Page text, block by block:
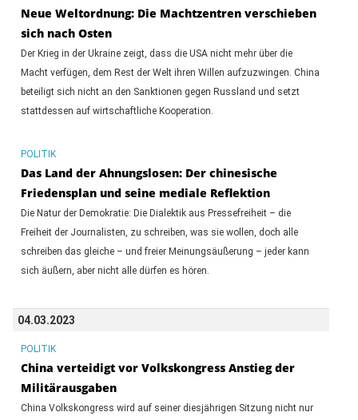
Neue Weltordnung: Die Machtzentren verschieben
sich nach Osten
Der Krieg in der Ukraine zeigt, dass die USA nicht mehr über die
Macht verfügen, dem Rest der Welt ihren Willen aufzuzwingen. China
beteiligt sich nicht an den Sanktionen gegen Russland und setzt
stattdessen auf wirtschaftliche Kooperation.
POLITIK
Das Land der Ahnungslosen: Der chinesische
Friedensplan und seine mediale Reflektion
Die Natur der Demokratie: Die Dialektik aus Pressefreiheit – die
Freiheit der Journalisten, zu schreiben, was sie wollen, doch alle
schreiben das gleiche – und freier Meinungsäußerung – jeder kann
sich äußern, aber nicht alle dürfen es hören.
04.03.2023
POLITIK
China verteidigt vor Volkskongress Anstieg der
Militärausgaben
China Volkskongress wird auf seiner diesjährigen Sitzung nicht nur